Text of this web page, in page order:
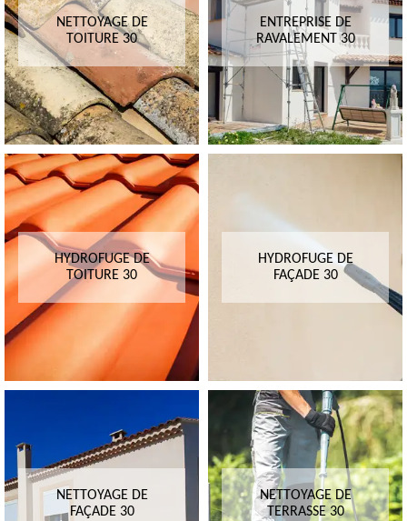
NETTOYAGE DE
TOITURE 30
ENTREPRISE DE
RAVALEMENT 30
HYDROFUGE DE
TOITURE 30
HYDROFUGE DE
FAÇADE 30
NETTOYAGE DE
FAÇADE 30
NETTOYAGE DE
TERRASSE 30